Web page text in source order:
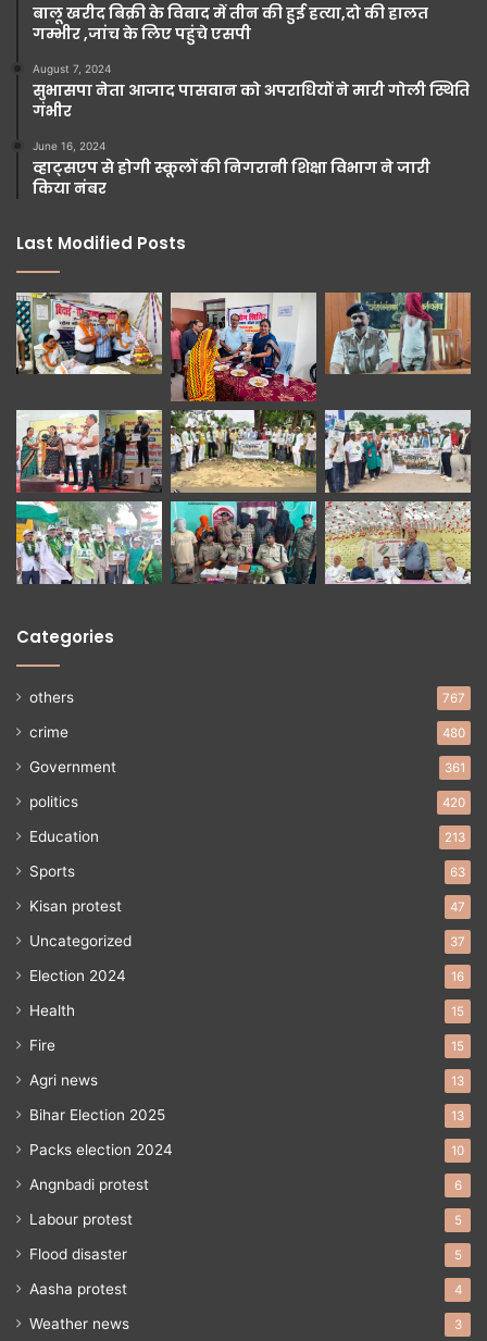
बालू खरीद बिक्री के विवाद में तीन की हुई हत्या,दो की हालत
गम्भीर ,जांच के लिए पहुंचे एसपी
August 7, 2024
सुभासपा नेता आजाद पासवान को अपराधियों ने मारी गोली स्थिति
गंभीर
June 16, 2024
व्हाट्सएप से होगी स्कूलों की निगरानी शिक्षा विभाग ने जारी
किया नंबर
Last Modified Posts
Categories
others 767
crime 480
Government 361
politics 420
Education 213
Sports 63
Kisan protest 47
Uncategorized 37
Election 2024 16
Health 15
Fire 15
Agri news 13
Bihar Election 2025 13
Packs election 2024 10
Angnbadi protest 6
Labour protest 5
Flood disaster 5
Aasha protest 4
Weather news 3